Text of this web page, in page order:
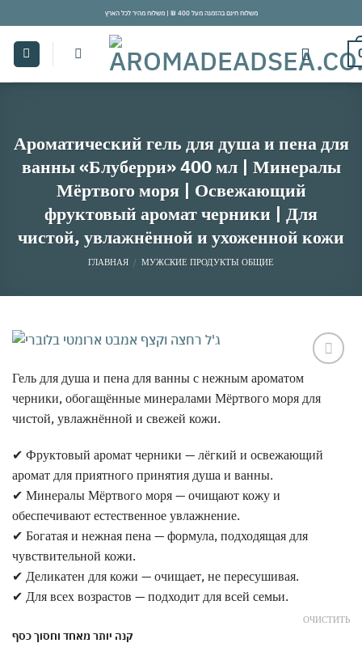
to
content
משלוח חינם בהזמנה מעל 400 ₪ | משלוח מהיר לכל הארץ
Ароматический гель для душа и пена для
ванны «Блуберри» 400 мл | Минералы
Мёртвого моря | Освежающий
фруктовый аромат черники | Для
чистой, увлажнённой и ухоженной кожи
ГЛАВНАЯ / МУЖСКИЕ ПРОДУКТЫ ОБЩИЕ
Гель для душа и пена для ванны с нежным ароматом
черники, обогащённые минералами Мёртвого моря для
чистой, увлажнённой и свежей кожи.
✔ Фруктовый аромат черники — лёгкий и освежающий
аромат для приятного принятия душа и ванны.
✔ Минералы Мёртвого моря — очищают кожу и
обеспечивают естественное увлажнение.
✔ Богатая и нежная пена — формула, подходящая для
чувствительной кожи.
✔ Деликатен для кожи — очищает, не пересушивая.
✔ Для всех возрастов — подходит для всей семьи.
קנה יותר מאחד וחסוך כסף
ОЧИСТИТЬ